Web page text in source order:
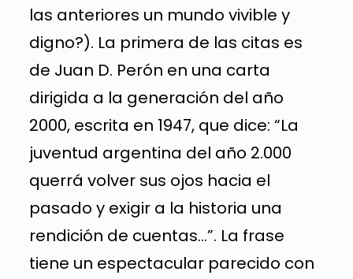
las anteriores un mundo vivible y
digno?). La primera de las citas es
de Juan D. Perón en una carta
dirigida a la generación del año
2000, escrita en 1947, que dice: “La
juventud argentina del año 2.000
querrá volver sus ojos hacia el
pasado y exigir a la historia una
rendición de cuentas…”. La frase
tiene un espectacular parecido con